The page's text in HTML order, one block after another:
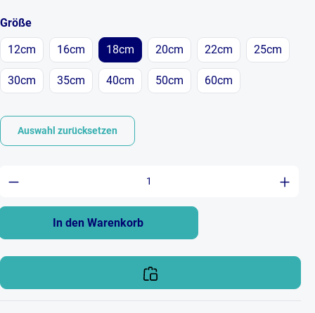
Größeauswählen
12cm 16cm 18cm 20cm 22cm 25cm
30cm 35cm 40cm 50cm 60cm
Auswahl zurücksetzen
Anzahl: Gib den gewünschten Wert
In den Warenkorb